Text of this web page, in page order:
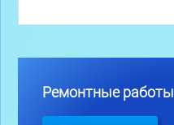
Ремонтные работы